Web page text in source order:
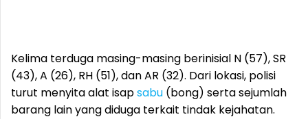
Kelima terduga masing-masing berinisial N (57), SR
(43), A (26), RH (51), dan AR (32). Dari lokasi, polisi
turut menyita alat isapsabu (bong) serta sejumlah
barang lain yang diduga terkait tindak kejahatan.